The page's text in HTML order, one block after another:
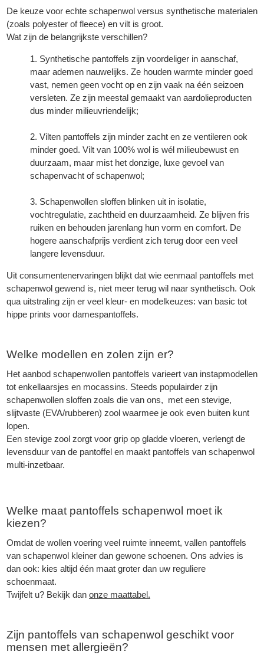
De keuze voor echte schapenwol versus synthetische materialen
(zoals polyester of fleece) en vilt is groot.
Wat zijn de belangrijkste verschillen?
Synthetische pantoffels zijn voordeliger in aanschaf,
maar ademen nauwelijks. Ze houden warmte minder goed
vast, nemen geen vocht op en zijn vaak na één seizoen
versleten. Ze zijn meestal gemaakt van aardolieproducten
dus minder milieuvriendelijk;
Vilten pantoffels zijn minder zacht en ze ventileren ook
minder goed. Vilt van 100% wol is wél milieubewust en
duurzaam, maar mist het donzige, luxe gevoel van
schapenvacht of schapenwol;
Schapenwollen sloffen blinken uit in isolatie,
vochtregulatie, zachtheid en duurzaamheid. Ze blijven fris
ruiken en behouden jarenlang hun vorm en comfort. De
hogere aanschafprijs verdient zich terug door een veel
langere levensduur.
Uit consumentenervaringen blijkt dat wie eenmaal pantoffels met
schapenwol gewend is, niet meer terug wil naar synthetisch. Ook
qua uitstraling zijn er veel kleur- en modelkeuzes: van basic tot
hippe prints voor damespantoffels.
Welke modellen en zolen zijn er?
Het aanbod schapenwollen pantoffels varieert van instapmodellen
tot enkellaarsjes en mocassins. Steeds populairder zijn
schapenwollen sloffen zoals die van ons, met een stevige,
slijtvaste (EVA/rubberen) zool waarmee je ook even buiten kunt
lopen.
Een stevige zool zorgt voor grip op gladde vloeren, verlengt de
levensduur van de pantoffel en maakt pantoffels van schapenwol
multi-inzetbaar.
Welke maat pantoffels schapenwol moet ik
kiezen?
Omdat de wollen voering veel ruimte inneemt, vallen pantoffels
van schapenwol kleiner dan gewone schoenen. Ons advies is
dan ook: kies altijd één maat groter dan uw reguliere
schoenmaat.
Twijfelt u? Bekijk dan onze maattabel.
Zijn pantoffels van schapenwol geschikt voor
mensen met allergieën?